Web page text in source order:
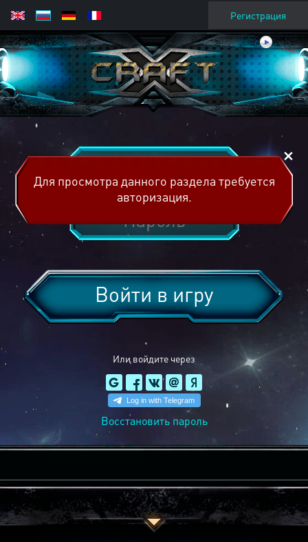
Регистрация
Или войдите через
Войти в игру
Восстановить пароль
Для просмотра данного раздела требуется
авторизация.